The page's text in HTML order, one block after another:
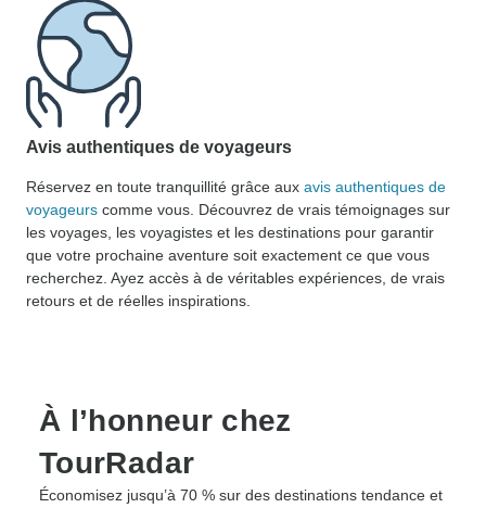
Avis authentiques de voyageurs
Réservez en toute tranquillité grâce aux avis authentiques de
voyageurs comme vous. Découvrez de vrais témoignages sur
les voyages, les voyagistes et les destinations pour garantir
que votre prochaine aventure soit exactement ce que vous
recherchez. Ayez accès à de véritables expériences, de vrais
retours et de réelles inspirations.
À l’honneur chez
TourRadar
Économisez jusqu’à 70 % sur des destinations tendance et